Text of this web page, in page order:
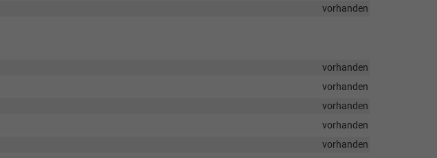
vorhanden
vorhanden
vorhanden
vorhanden
vorhanden
vorhanden